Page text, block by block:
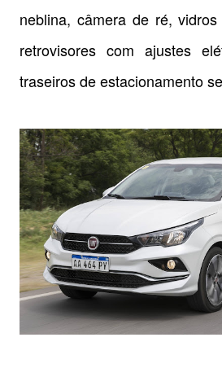
neblina, câmera de ré,
retrovisores com ajustes
traseiros de estacionamento